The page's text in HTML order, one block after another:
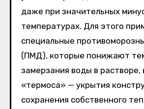
даже при значительных
температурах. Для этого
специальные
(ПМД), которые понижают
замерзания воды в растворе,
«термоса» — укрытия
сохранения собственного